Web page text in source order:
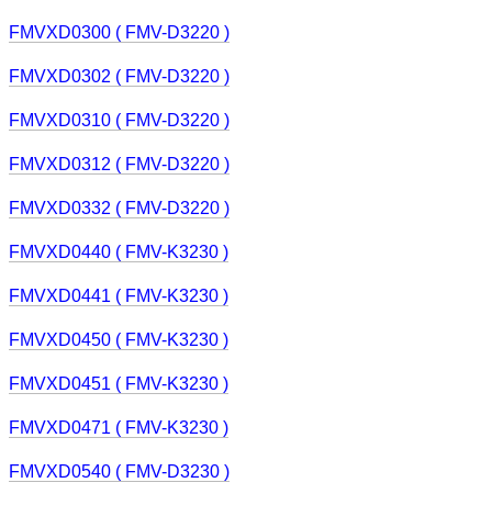
FMVXD0300 ( FMV-D3220 )
FMVXD0302 ( FMV-D3220 )
FMVXD0310 ( FMV-D3220 )
FMVXD0312 ( FMV-D3220 )
FMVXD0332 ( FMV-D3220 )
FMVXD0440 ( FMV-K3230 )
FMVXD0441 ( FMV-K3230 )
FMVXD0450 ( FMV-K3230 )
FMVXD0451 ( FMV-K3230 )
FMVXD0471 ( FMV-K3230 )
FMVXD0540 ( FMV-D3230 )